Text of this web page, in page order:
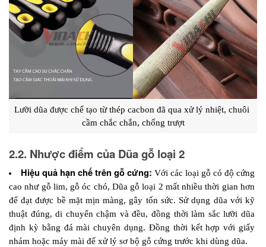
Lưỡi dũa được chế tạo từ thép cacbon đã qua xử lý nhiệt, chuôi
cầm chắc chắn, chống trượt
2.2. Nhược điểm của Dũa gỗ loại 2
Hiệu quả hạn chế trên gỗ cứng: Với các loại gỗ có độ cứng
cao như gỗ lim, gỗ óc chó, Dũa gỗ loại 2 mất nhiều thời gian hơn
để đạt được bề mặt mịn màng, gây tốn sức. Sử dụng dũa với kỹ
thuật đúng, di chuyển chậm và đều, đồng thời làm sắc lưỡi dũa
định kỳ bằng đá mài chuyên dụng. Đồng thời kết hợp với giấy
nhám hoặc máy mài để xử lý sơ bộ gỗ cứng trước khi dùng dũa.